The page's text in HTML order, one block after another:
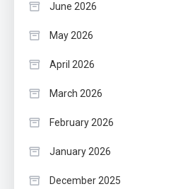
June 2026
May 2026
April 2026
March 2026
February 2026
January 2026
December 2025